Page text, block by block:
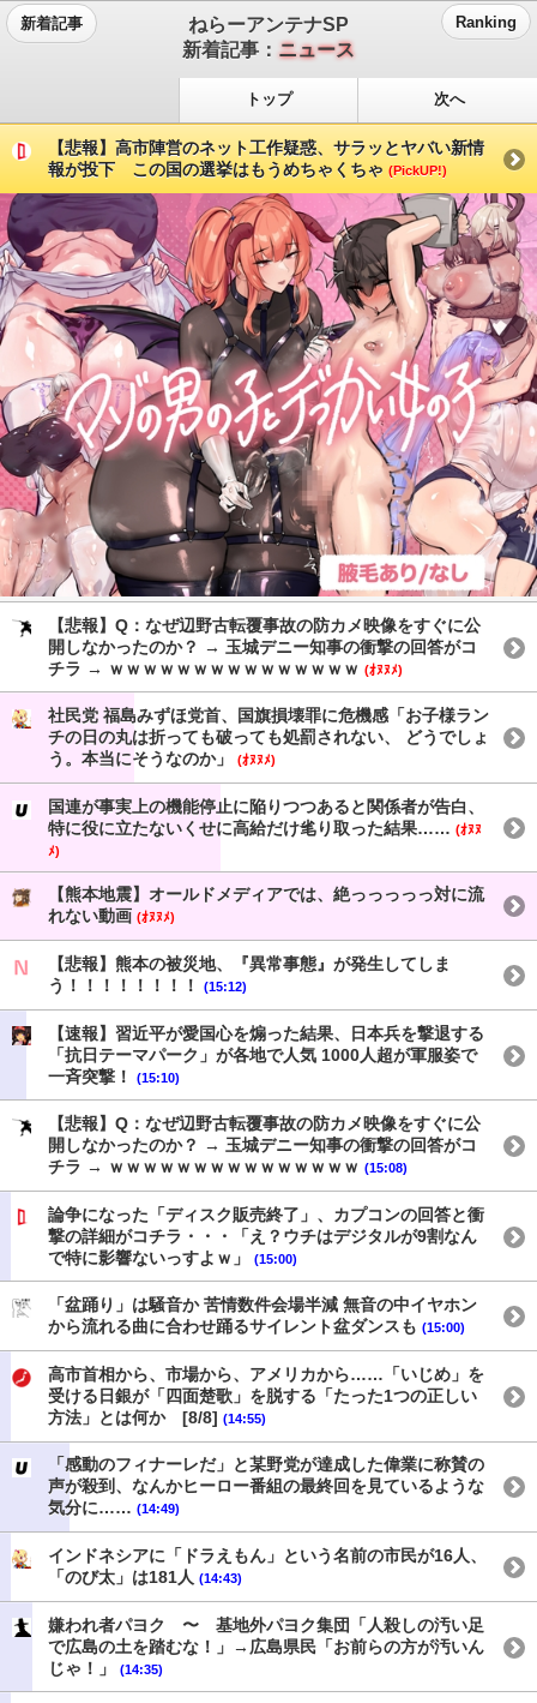
新着記事
ねらーアンテナSP
新着記事： ニュース
Ranking
トップ 次へ
【悲報】高市陣営のネット工作疑惑、サラッとヤバい新情
報が投下 この国の選挙はもうめちゃくちゃ (PickUP!)
【悲報】Q：なぜ辺野古転覆事故の防カメ映像をすぐに公
開しなかったのか？ → 玉城デニー知事の衝撃の回答がコ
チラ → ｗｗｗｗｗｗｗｗｗｗｗｗｗｗｗ (ｵﾇﾇﾒ)
社民党 福島みずほ党首、国旗損壊罪に危機感「お子様ラン
チの日の丸は折っても破っても処罰されない、 どうでしょ
う。本当にそうなのか」
(ｵﾇﾇﾒ)
国連が事実上の機能停止に陥りつつあると関係者が告白、
特に役に立たないくせに高給だけ毟り取った結果…… (ｵﾇﾇ
ﾒ)
【熊本地震】オールドメディアでは、絶っっっっっ対に流
れない動画 (ｵﾇﾇﾒ)
【悲報】熊本の被災地、『異常事態』が発生してしま
う！！！！！！！！
(15:12)
【速報】習近平が愛国心を煽った結果、日本兵を撃退する
「抗日テーマパーク」が各地で人気 1000人超が軍服姿で
一斉突撃！
(15:10)
【悲報】Q：なぜ辺野古転覆事故の防カメ映像をすぐに公
開しなかったのか？ → 玉城デニー知事の衝撃の回答がコ
チラ → ｗｗｗｗｗｗｗｗｗｗｗｗｗｗｗ (15:08)
論争になった「ディスク販売終了」、カプコンの回答と衝
撃の詳細がコチラ・・・「え？ウチはデジタルが9割なん
で特に影響ないっすよｗ」
(15:00)
「盆踊り」は騒音か 苦情数件会場半減 無音の中イヤホン
から流れる曲に合わせ踊るサイレント盆ダンスも (15:00)
高市首相から、市場から、アメリカから……「いじめ」を
受ける日銀が「四面楚歌」を脱する「たった1つの正しい
方法」とは何か [8/8] (14:55)
「感動のフィナーレだ」と某野党が達成した偉業に称賛の
声が殺到、なんかヒーロー番組の最終回を見ているような
気分に…… (14:49)
インドネシアに「ドラえもん」という名前の市民が16人、
「のび太」は181人 (14:43)
嫌われ者パヨク 〜 基地外パヨク集団「人殺しの汚い足
で広島の土を踏むな！」→広島県民「お前らの方が汚いん
じゃ！」
(14:35)